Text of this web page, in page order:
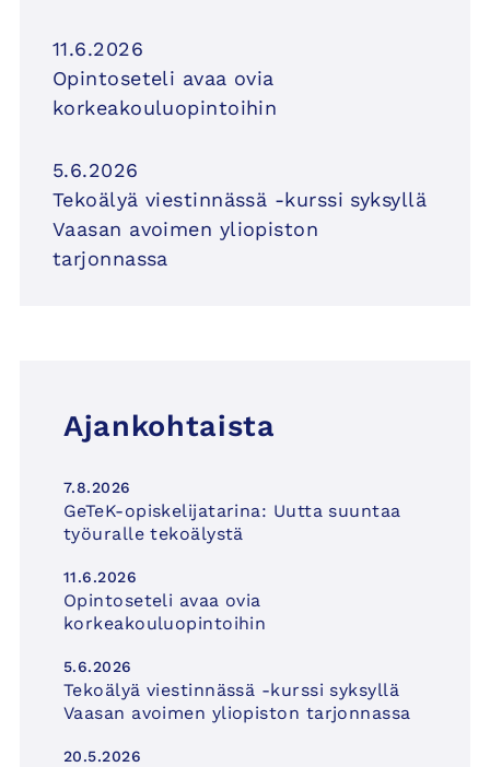
11.6.2026
Opintoseteli avaa ovia
korkeakouluopintoihin
5.6.2026
Tekoälyä viestinnässä -kurssi syksyllä
Vaasan avoimen yliopiston
tarjonnassa
Ajankohtaista
7.8.2026
GeTeK-opiskelijatarina: Uutta suuntaa
työuralle tekoälystä
11.6.2026
Opintoseteli avaa ovia
korkeakouluopintoihin
5.6.2026
Tekoälyä viestinnässä -kurssi syksyllä
Vaasan avoimen yliopiston tarjonnassa
20.5.2026